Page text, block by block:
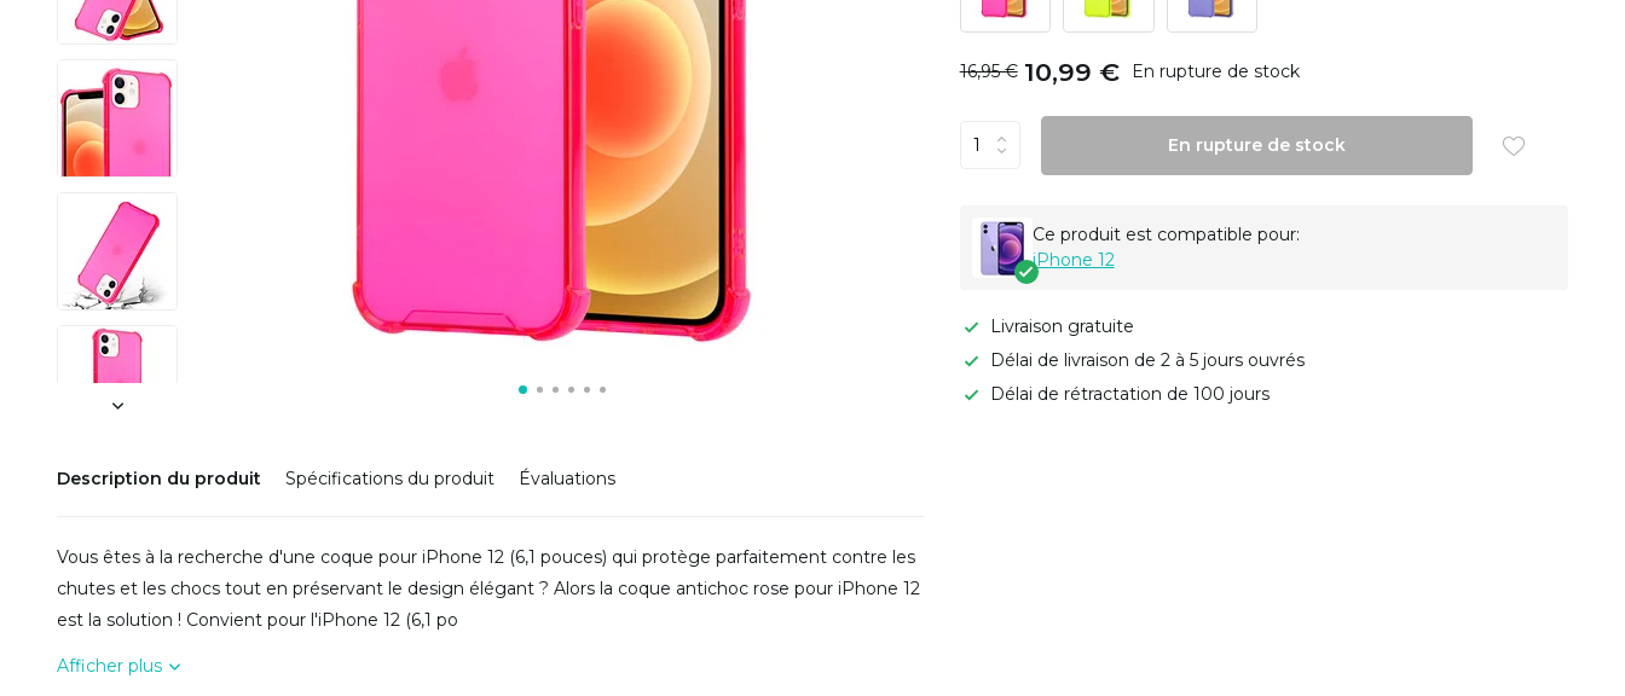
Description du produit Spécifications du produit Évaluations
Vous êtes à la recherche d'une coque pour iPhone 12 (6,1 pouces) qui protège parfaitement contre les
chutes et les chocs tout en préservant le design élégant ? Alors la coque antichoc rose pour iPhone 12
est la solution ! Convient pour l'iPhone 12 (6,1 po
Afficher plus
16,95 € 10,99 € En rupture de stock
En rupture de stock
Ce produit est compatible pour:
iPhone 12
Livraison gratuite
Délai de livraison de 2 à 5 jours ouvrés
Délai de rétractation de 100 jours